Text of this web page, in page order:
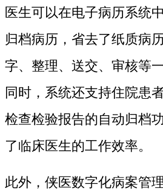
医生可以在电子病历系统
归档病历，省去了纸质病
字、整理、送交、审核等
同时，系统还支持住院患
检查检验报告的自动归档
了临床医生的工作效率。
此外，侠医数字化病案管